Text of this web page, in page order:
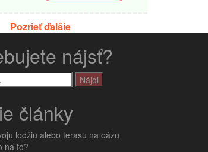
Pozrieť ďalšie
nájsť?
články
lodžiu alebo terasu na oázu
na to?